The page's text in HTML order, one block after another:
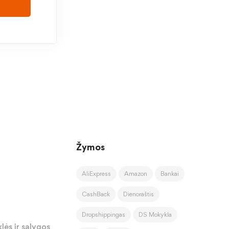
ir sąlygos
Žymos
AliExpress Amazon Bankai
CashBack Dienoraštis
Dropshippingas DS Mokykla